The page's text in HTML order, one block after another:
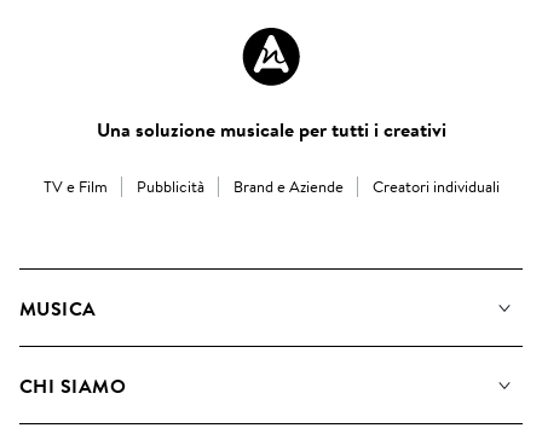
Una soluzione musicale per tutti i creativi
TV e Film Pubblicità Brand e Aziende Creatori individuali
MUSICA
Cerca
CHI SIAMO